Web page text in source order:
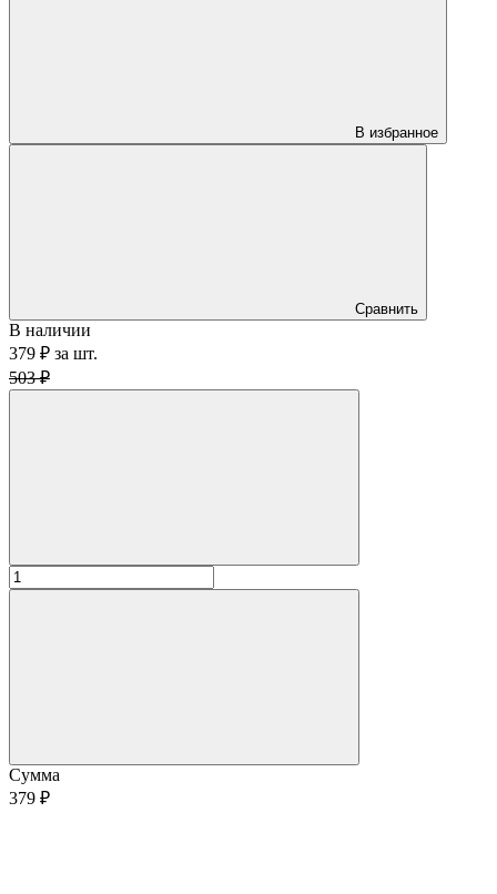
В избранное
Сравнить
В наличии
379 ₽ за шт.
503 ₽
Сумма
379 ₽